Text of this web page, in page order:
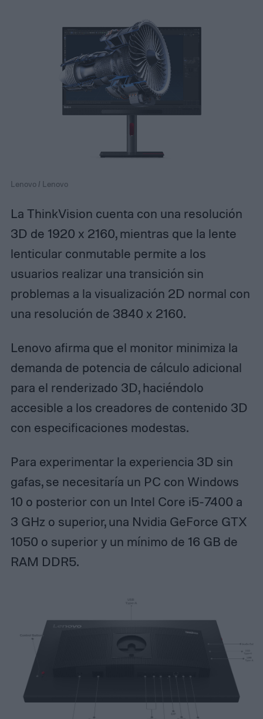
Lenovo / Lenovo
La ThinkVision cuenta con una resolución
3D de 1920 x 2160, mientras que la lente
lenticular conmutable permite a los
usuarios realizar una transición sin
problemas a la visualización 2D normal con
una resolución de 3840 x 2160.
Lenovo afirma que el monitor minimiza la
demanda de potencia de cálculo adicional
para el renderizado 3D, haciéndolo
accesible a los creadores de contenido 3D
con especificaciones modestas.
Para experimentar la experiencia 3D sin
gafas, se necesitaría un PC con Windows
10 o posterior con un Intel Core i5-7400 a
3 GHz o superior, una Nvidia GeForce GTX
1050 o superior y un mínimo de 16 GB de
RAM DDR5.